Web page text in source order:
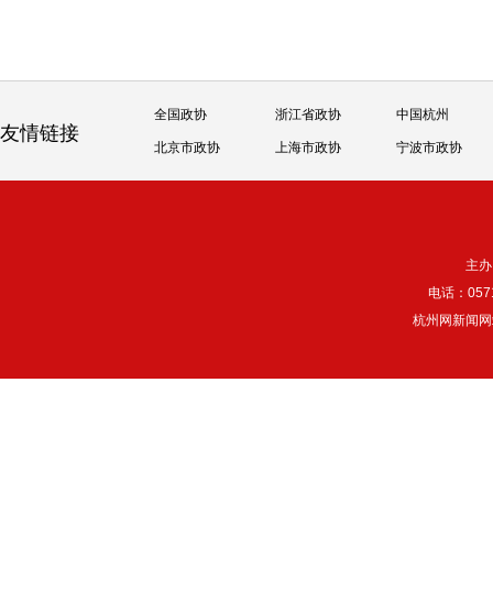
友情链接
全国政协 浙江省政协 中国杭州
北京市政协 上海市政协 宁波市政协
主
电话：
杭州网新闻